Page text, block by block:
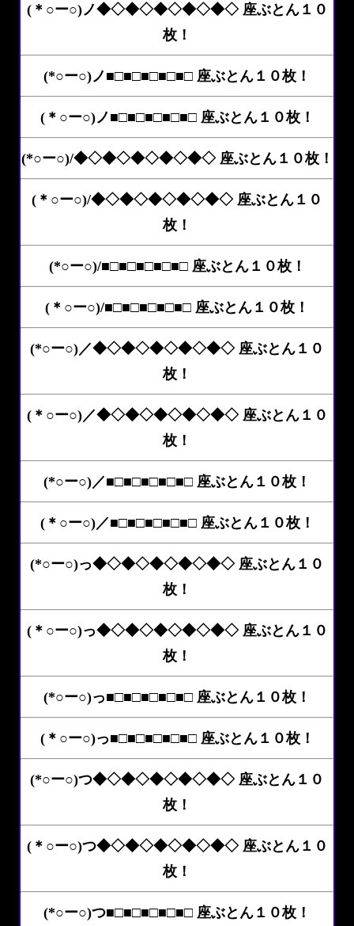
(＊○ー○)ノ◆◇◆◇◆◇◆◇◆◇ 座ぶとん１０
枚！
(*○ー○)ノ■□■□■□■□■□ 座ぶとん１０枚！
(＊○ー○)ノ■□■□■□■□■□ 座ぶとん１０枚！
(*○ー○)/◆◇◆◇◆◇◆◇◆◇ 座ぶとん１０枚！
(＊○ー○)/◆◇◆◇◆◇◆◇◆◇ 座ぶとん１０
枚！
(*○ー○)/■□■□■□■□■□ 座ぶとん１０枚！
(＊○ー○)/■□■□■□■□■□ 座ぶとん１０枚！
(*○ー○)／◆◇◆◇◆◇◆◇◆◇ 座ぶとん１０
枚！
(＊○ー○)／◆◇◆◇◆◇◆◇◆◇ 座ぶとん１０
枚！
(*○ー○)／■□■□■□■□■□ 座ぶとん１０枚！
(＊○ー○)／■□■□■□■□■□ 座ぶとん１０枚！
(*○ー○)っ◆◇◆◇◆◇◆◇◆◇ 座ぶとん１０
枚！
(＊○ー○)っ◆◇◆◇◆◇◆◇◆◇ 座ぶとん１０
枚！
(*○ー○)っ■□■□■□■□■□ 座ぶとん１０枚！
(＊○ー○)っ■□■□■□■□■□ 座ぶとん１０枚！
(*○ー○)つ◆◇◆◇◆◇◆◇◆◇ 座ぶとん１０
枚！
(＊○ー○)つ◆◇◆◇◆◇◆◇◆◇ 座ぶとん１０
枚！
(*○ー○)つ■□■□■□■□■□ 座ぶとん１０枚！